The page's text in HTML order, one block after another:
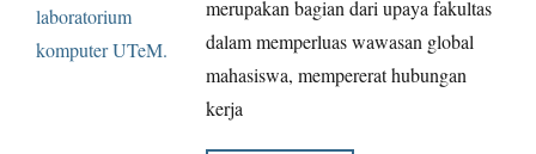
merupakan bagian dari upaya fakultas
dalam memperluas wawasan global
mahasiswa, mempererat hubungan
kerja